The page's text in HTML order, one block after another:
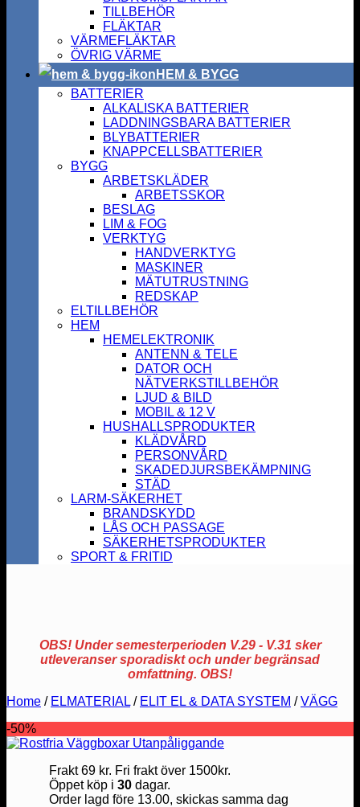
TILLBEHÖR
FLÄKTAR
VÄRMEFLÄKTAR
ÖVRIG VÄRME
HEM & BYGG
BATTERIER
ALKALISKA BATTERIER
LADDNINGSBARA BATTERIER
BLYBATTERIER
KNAPPCELLSBATTERIER
BYGG
ARBETSKLÄDER
ARBETSSKOR
BESLAG
LIM & FOG
VERKTYG
HANDVERKTYG
MASKINER
MÄTUTRUSTNING
REDSKAP
ELTILLBEHÖR
HEM
HEMELEKTRONIK
ANTENN & TELE
DATOR OCH
NÄTVERKSTILLBEHÖR
LJUD & BILD
MOBIL & 12 V
HUSHALLSPRODUKTER
KLÄDVÅRD
PERSONVÅRD
SKADEDJURSBEKÄMPNING
STÄD
LARM-SÄKERHET
BRANDSKYDD
LÅS OCH PASSAGE
SÄKERHETSPRODUKTER
SPORT & FRITID
OBS! Under semesterperioden V.29 - V.31 sker
utleveranser sporadiskt och under begränsad
omfattning. OBS!
Home / ELMATERIAL / ELIT EL & DATA SYSTEM / VÄGG
-50%
Frakt 69 kr. Fri frakt över 1500kr.
Öppet köp i 30dagar.
Order lagd före 13.00, skickas samma dag